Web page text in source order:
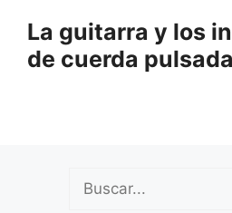
contenido
La guitarra y los
de cuerda pulsada